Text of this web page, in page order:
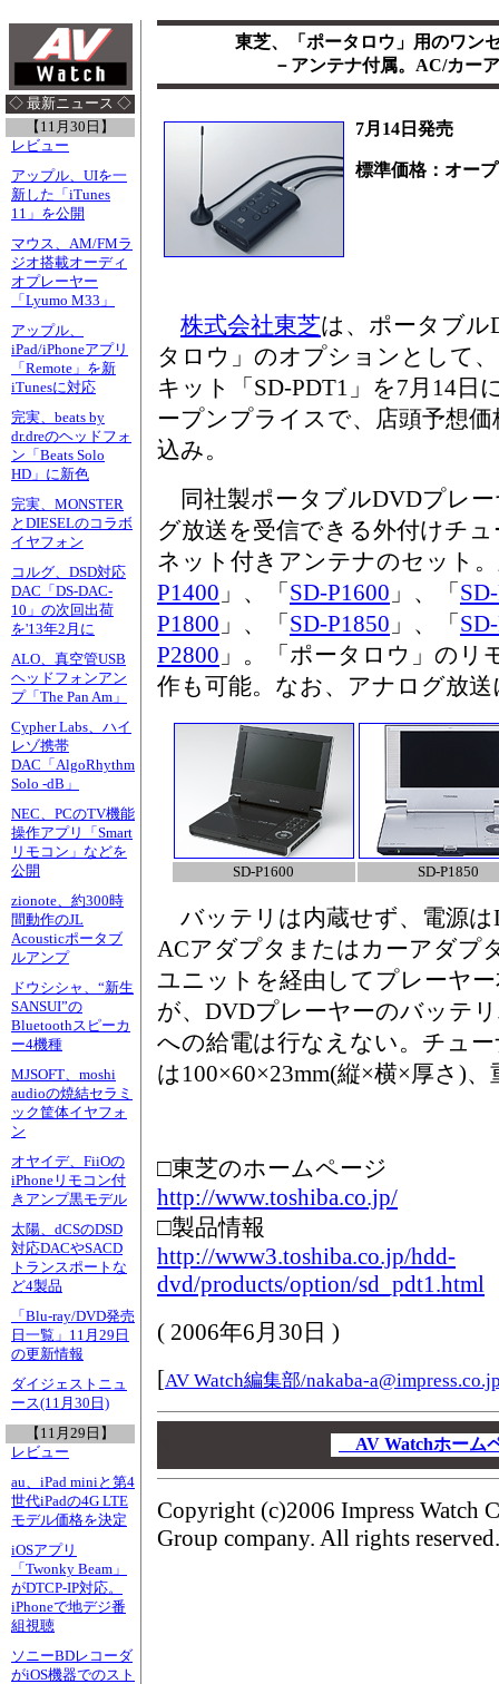
◇ 最新ニュース ◇
【11月30日】
レビュー
アップル、UIを一
新した「iTunes
11」を公開
マウス、AM/FMラ
ジオ搭載オーディ
オプレーヤー
「Lyumo M33」
アップル、
iPad/iPhoneアプリ
「Remote」を新
iTunesに対応
完実、beats by
dr.dreのヘッドフォ
ン「Beats Solo
HD」に新色
完実、MONSTER
とDIESELのコラボ
イヤフォン
コルグ、DSD対応
DAC「DS-DAC-
10」の次回出荷
を'13年2月に
ALO、真空管USB
ヘッドフォンアン
プ「The Pan Am」
Cypher Labs、ハイ
レゾ携帯
DAC「AlgoRhythm
Solo -dB」
NEC、PCのTV機能
操作アプリ「Smart
リモコン」などを
公開
zionote、約300時
間動作のJL
Acousticポータブ
ルアンプ
ドウシシャ、“新生
SANSUI”の
Bluetoothスピーカ
ー4機種
MJSOFT、moshi
audioの焼結セラミ
ック筐体イヤフォ
ン
オヤイデ、FiiOの
iPhoneリモコン付
きアンプ黒モデル
太陽、dCSのDSD
対応DACやSACD
トランスポートな
ど4製品
「Blu-ray/DVD発売
日一覧」11月29日
の更新情報
ダイジェストニュ
ース(11月30日)
【11月29日】
レビュー
au、iPad miniと第4
世代iPadの4G LTE
モデル価格を決定
iOSアプリ
「Twonky Beam」
がDTCP-IP対応。
iPhoneで地デジ番
組視聴
ソニーBDレコーダ
がiOS機器でのスト
東芝、「ポータロウ」用のワン
－アンテナ付属。AC/カー
7月14日発売
標準価格：オー
株式会社東芝は、ポータブル
タロウ」のオプションとして
キット「SD-PDT1」を7月14日
ープンプライスで、店頭予想価
込み。
同社製ポータブルDVDプレ
グ放送を受信できる外付けチ
ネット付きアンテナのセット
P1400 」、「 SD-P1600 」、「
P1800 」、「 SD-P1850 」、「
P2800 」。「ポータロウ」のリ
作も可能。なお、アナログ放
SD-P1600 SD-P1850
バッテリは内蔵せず、電源は
ACアダプタまたはカーアダプ
ユニットを経由してプレーヤ
が、DVDプレーヤーのバッテ
への給電は行なえない。チュ
は100×60×23mm(縦×横×厚さ)、
□東芝のホームページ
http://www.toshiba.co.jp/
□製品情報
http://www3.toshiba.co.jp/hdd-
dvd/products/option/sd_pdt1.html
( 2006年6月30日 )
[AV Watch編集部/nakaba-
AV Watchホー
Copyright (c)2006 Impress Watch
Group company. All rights reserved.